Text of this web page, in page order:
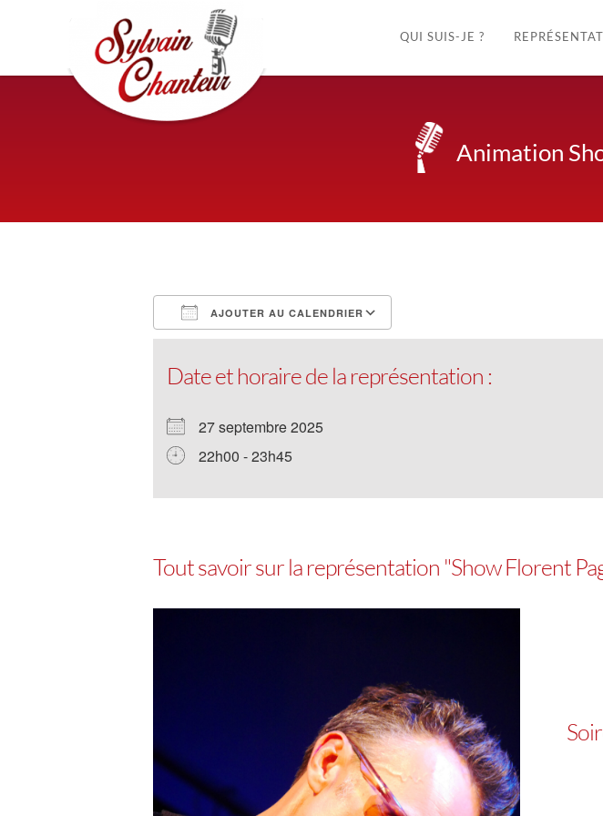
QUI SUIS-JE ?
Animation
AJOUTER AU CALENDRIER
Date et horaire de la représentation :
27 septembre 2025
22h00 - 23h45
Tout savoir sur la représentation "Show Florent